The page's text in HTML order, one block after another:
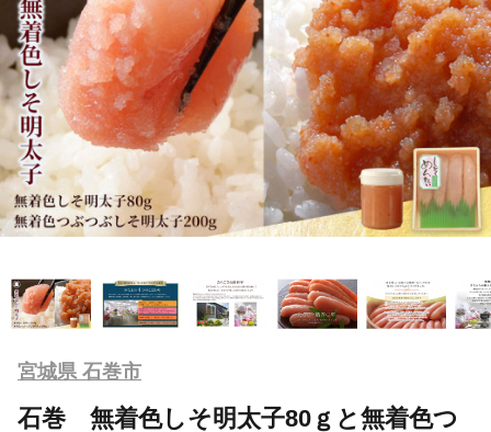
宮城県 石巻市
石巻 無着色しそ明太子80ｇと無着色つ